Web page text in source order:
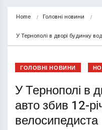
Home Головні новини
У Тернополі в дворі будинку
ГОЛОВНІ НОВИНИ
У Тернополі в
авто збив 12-
велосипедиста